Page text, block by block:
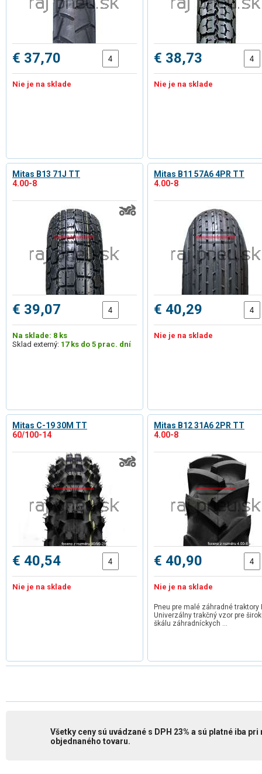
€ 37,70
Nie je na sklade
€ 38,73
Nie je na sklade
Mitas B13 71J TT
4.00-8
€ 39,07
Na sklade: 8 ks
Sklad externý: 17 ks do 5 prac. dní
Mitas B11 57A6 4PR TT
4.00-8
€ 40,29
Nie je na sklade
Mitas C-19 30M TT
60/100-14
€ 40,54
Nie je na sklade
Mitas B12 31A6 2PR TT
4.00-8
€ 40,90
Nie je na sklade
Pneu pre malé záhradné traktory
Univerzálny trakčný vzor pre
škálu záhradníckych …
Všetky ceny sú uvádzané s DPH 23% a sú platné iba
objednaného tovaru.